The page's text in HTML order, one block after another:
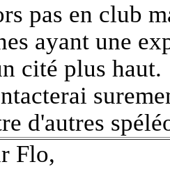
pas en club
ayant une
cité plus haut.
d'autres
Flo,